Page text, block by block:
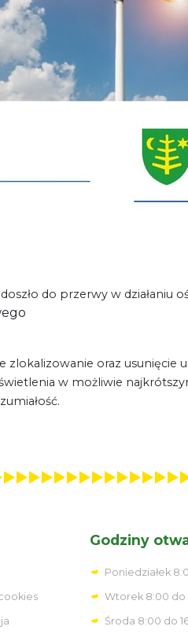
do przerwy w działaniu
oraz usunięcie
w możliwie
Godziny
Poniedziałek
Wtorek 8:00 do
Środa 8:00 do